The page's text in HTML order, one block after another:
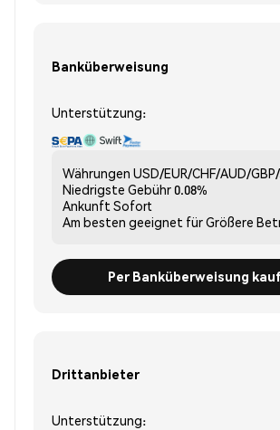
Banküberweisung
Unterstützung:
Währungen USD/EUR/CHF/AUD/
Niedrigste Gebühr0.08%
Ankunft Sofort
Am besten geeignet fürGrößere
Per Banküberweisung
Drittanbieter
Unterstützung: